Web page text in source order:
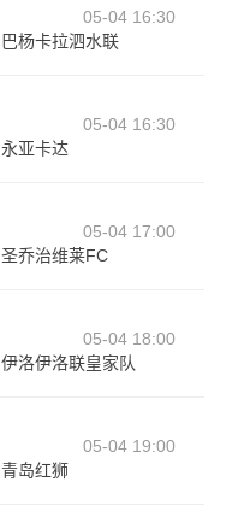
05-04 16:30
巴杨卡拉泗水联
05-04 16:30
永亚卡达
05-04 17:00
圣乔治维莱FC
05-04 18:00
伊洛伊洛联皇家队
05-04 19:00
青岛红狮